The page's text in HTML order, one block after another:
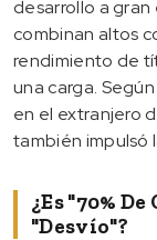
desarrollo a gran
combinan altos
rendimiento de
una carga.
en el extranjero
también impulsó
¿Es "70%
"desvío"?